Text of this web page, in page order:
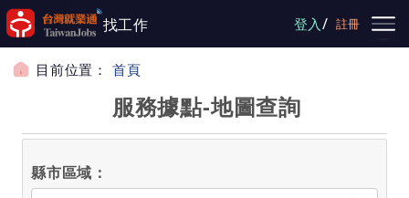
跳到主要內容
找工作
登入/ 註冊
目前位置： 首頁
服務據點-地圖查詢
縣市區域：
選擇縣市